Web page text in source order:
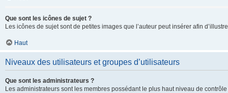
Que sont les icônes de sujet ?
Les icônes de sujet sont de petites images que l’auteur peut insérer afin
Haut
Niveaux des utilisateurs et groupes d’utilisateurs
Que sont les administrateurs ?
Les administrateurs sont les membres possédant le plus haut niveau de